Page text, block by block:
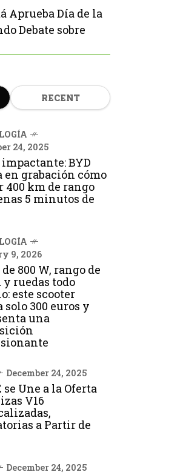
Aprueba Día de la
Debate sobre
RECENT
24, 2025
BYD
en grabación cómo
400 km de rango
5 minutos de
9, 2026
800 W, rango de
y ruedas todo
este scooter
solo 300 euros y
una
December 24, 2025
se Une a la Oferta
V16
a Partir de
December 24, 2025